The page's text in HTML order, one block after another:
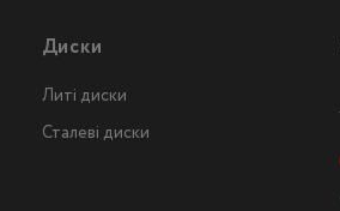
Диски
Литі диски
Сталеві диски